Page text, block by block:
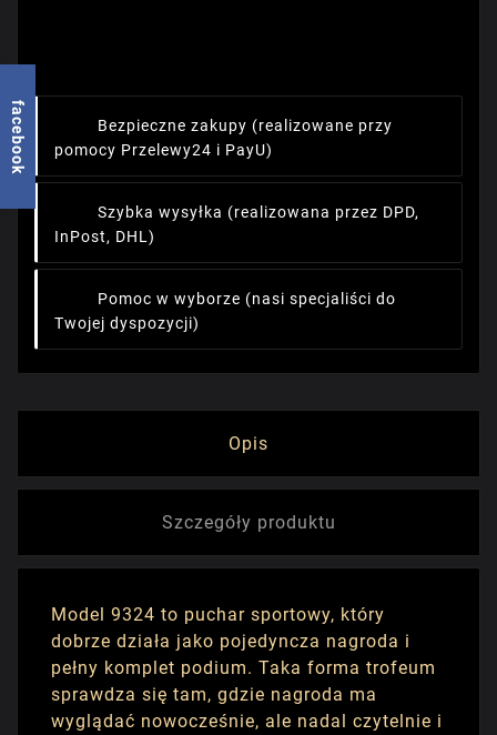
Bezpieczne zakupy (realizowane przy
pomocy Przelewy24 i PayU)
Szybka wysyłka (realizowana przez DPD,
InPost, DHL)
Pomoc w wyborze (nasi specjaliści do
Twojej dyspozycji)
Opis
Szczegóły produktu
Model 9324 to puchar sportowy, który
dobrze działa jako pojedyncza nagroda i
pełny komplet podium. Taka forma trofeum
sprawdza się tam, gdzie nagroda ma
wyglądać nowocześnie, ale nadal czytelnie i
facebook